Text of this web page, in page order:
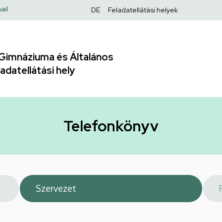
Felső
DE Feladatellátási helyek
és Általános
hely
Telefonkönyv